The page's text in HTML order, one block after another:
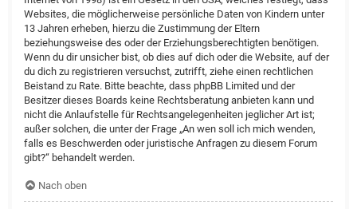
Websites, die möglicherweise persönliche Daten von Kindern unter
13 Jahren erheben, hierzu die Zustimmung der Eltern
beziehungsweise des oder der Erziehungsberechtigten benötigen.
Wenn du dir unsicher bist, ob dies auf dich oder die Website, auf der
du dich zu registrieren versuchst, zutrifft, ziehe einen rechtlichen
Beistand zu Rate. Bitte beachte, dass phpBB Limited und der
Besitzer dieses Boards keine Rechtsberatung anbieten kann und
nicht die Anlaufstelle für Rechtsangelegenheiten jeglicher Art ist;
außer solchen, die unter der Frage „An wen soll ich mich wenden,
falls es Beschwerden oder juristische Anfragen zu diesem Forum
gibt?“ behandelt werden.
Nach oben